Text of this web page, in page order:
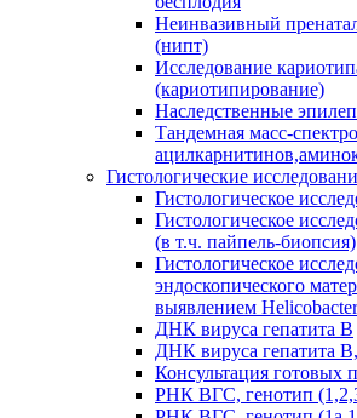
Неинвазивный
(нипт)
Исследование
(кариотипирование)
Наследственные
Тандемная масс-
Гистологические
Гистологическое
Гистологическое
(в т.ч. пайпель-биопсия)
Гистологическое
эндоскопического
выявлением
ДНК вируса гепатита B
ДНК вируса гепатита
Консультация готовых
РНК ВГC, генотип